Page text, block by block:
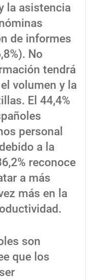
la asistencia
de informes
No
tendrá
volumen y la
El 44,4%
personal
a la
reconoce
a más
más en la
son
que los